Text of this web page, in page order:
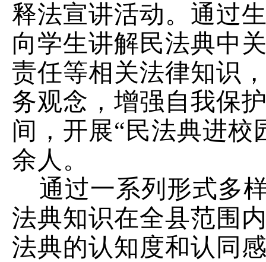
释法宣讲活动。通过
向学生讲解民法典中
责任等相关法律知识
务观念，增强自我保
间，开展“民法典进校
余人。
通过一系列形式多
法典知识在全县范围
法典的认知度和认同